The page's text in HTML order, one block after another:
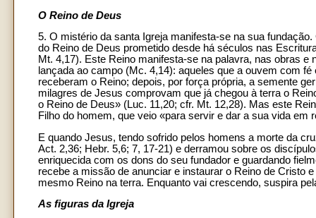
O Reino de Deus
5. O mistério da santa Igreja manifesta-se na sua
do Reino de Deus prometido desde há séculos nas
Mt. 4,17). Este Reino manifesta-se na palavra, nas obras
lançada ao campo (Mc. 4,14): aqueles que a ouvem com
receberam o Reino; depois, por força própria, a semente
milagres de Jesus comprovam que já chegou à terra o
o Reino de Deus» (Luc. 11,20; cfr. Mt. 12,28). Mas este
Filho do homem, que veio «para servir e dar a sua vida em
E quando Jesus, tendo sofrido pelos homens a morte da
Act. 2,36; Hebr. 5,6; 7, 17-21) e derramou sobre os
enriquecida com os dons do seu fundador e guardando
recebe a missão de anunciar e instaurar o Reino de Cristo
mesmo Reino na terra. Enquanto vai crescendo, suspira
As figuras da Igreja